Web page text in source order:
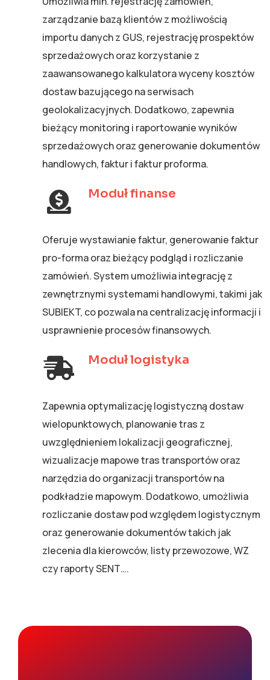
zarządzanie bazą klientów z możliwością
importu danych z GUS, rejestrację prospektów
sprzedażowych oraz korzystanie z
zaawansowanego kalkulatora wyceny kosztów
dostaw bazującego na serwisach
geolokalizacyjnych. Dodatkowo, zapewnia
bieżący monitoring i raportowanie wyników
sprzedażowych oraz generowanie dokumentów
handlowych, faktur i faktur proforma.
Moduł finanse
Oferuje wystawianie faktur, generowanie faktur
pro-forma oraz bieżący podgląd i rozliczanie
zamówień. System umożliwia integrację z
zewnętrznymi systemami handlowymi, takimi jak
SUBIEKT, co pozwala na centralizację informacji i
usprawnienie procesów finansowych.
Moduł logistyka
Zapewnia optymalizację logistyczną dostaw
wielopunktowych, planowanie tras z
uwzględnieniem lokalizacji geograficznej,
wizualizacje mapowe tras transportów oraz
narzędzia do organizacji transportów na
podkładzie mapowym. Dodatkowo, umożliwia
rozliczanie dostaw pod względem logistycznym
oraz generowanie dokumentów takich jak
zlecenia dla kierowców, listy przewozowe, WZ
czy raporty SENT….